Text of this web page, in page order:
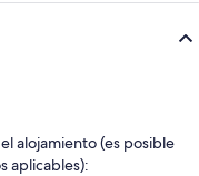
alojamiento (es posible
aplicables):